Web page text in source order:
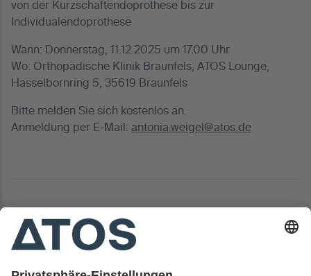
von der Kurzschaftendoprothese bis zur
Individualendoprothese
Wann: Donnerstag, 11.12.2025 um 17.00 Uhr
Wo: Orthopädische Klinik Braunfels, ATOS Lounge,
Hasselbornring 5, 35619 Braunfels
Bitte melden Sie sich kostenlos an.
Anmeldung per E-Mail: antonia.weigel@atos.de